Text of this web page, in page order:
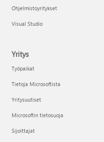
Ohjelmistoyritykset
Visual Studio
Yritys
Työpaikat
Tietoja Microsoftista
Yritysuutiset
Microsoftin tietosuoja
Sijoittajat